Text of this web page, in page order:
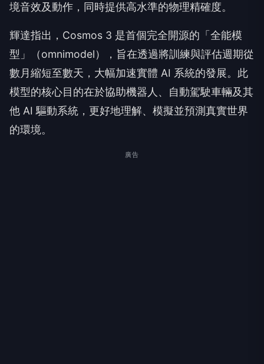
境音效及動作，同時提供高水準的物理精確度。
輝達指出，Cosmos 3 是首個完全開源的「全能模
型」（omnimodel），旨在透過將訓練與評估週期從
數月縮短至數天，大幅加速實體 AI 系統的發展。此
模型的核心目的在於協助機器人、自動駕駛車輛及其
他 AI 驅動系統，更好地理解、模擬並預測真實世界
的環境。
廣告